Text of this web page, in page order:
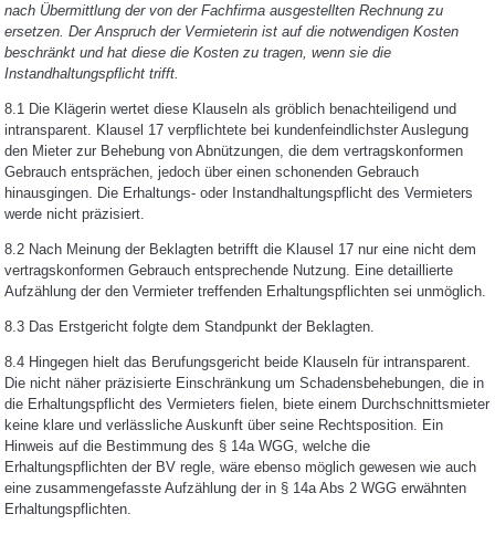
nach Übermittlung der von der Fachfirma ausgestellten Rechnung zu
ersetzen. Der Anspruch der Vermieterin ist auf die notwendigen Kosten
beschränkt und hat diese die Kosten zu tragen, wenn sie die
Instandhaltungspflicht trifft.
8.1 Die Klägerin wertet diese Klauseln als gröblich benachteiligend und
intransparent. Klausel 17 verpflichtete bei kundenfeindlichster Auslegung
den Mieter zur Behebung von Abnützungen, die dem vertragskonformen
Gebrauch entsprächen, jedoch über einen schonenden Gebrauch
hinausgingen. Die Erhaltungs- oder Instandhaltungspflicht des Vermieters
werde nicht präzisiert.
8.2 Nach Meinung der Beklagten betrifft die Klausel 17 nur eine nicht dem
vertragskonformen Gebrauch entsprechende Nutzung. Eine detaillierte
Aufzählung der den Vermieter treffenden Erhaltungspflichten sei unmöglich.
8.3 Das Erstgericht folgte dem Standpunkt der Beklagten.
8.4 Hingegen hielt das Berufungsgericht beide Klauseln für intransparent.
Die nicht näher präzisierte Einschränkung um Schadensbehebungen, die in
die Erhaltungspflicht des Vermieters fielen, biete einem Durchschnittsmieter
keine klare und verlässliche Auskunft über seine Rechtsposition. Ein
Hinweis auf die Bestimmung des § 14a WGG, welche die
Erhaltungspflichten der BV regle, wäre ebenso möglich gewesen wie auch
eine zusammengefasste Aufzählung der in § 14a Abs 2 WGG erwähnten
Erhaltungspflichten.